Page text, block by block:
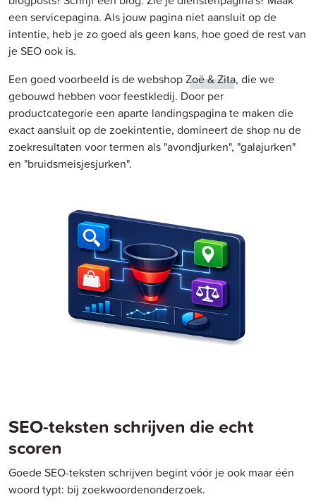
een servicepagina. Als jouw pagina niet aansluit op de
intentie, heb je zo goed als geen kans, hoe goed de rest van
je SEO ook is.
Een goed voorbeeld is de webshopZoë & Zita, die we
gebouwd hebben voor feestkledij. Door per
productcategorie een aparte landingspagina te maken die
exact aansluit op de zoekintentie, domineert de shop nu de
zoekresultaten voor termen als "avondjurken", "galajurken"
en "bruidsmeisjesjurken".
SEO-teksten schrijven die echt
scoren
Goede SEO-teksten schrijven begint vóór je ook maar één
woord typt: bij zoekwoordenonderzoek.